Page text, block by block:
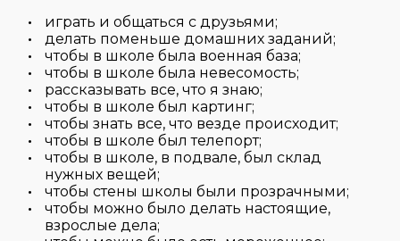
играть и общаться с друзьями;
делать поменьше домашних заданий;
чтобы в школе была военная база;
чтобы в школе была невесомость;
рассказывать все, что я знаю;
чтобы в школе был картинг;
чтобы знать все, что везде происходит;
чтобы в школе был телепорт;
чтобы в школе, в подвале, был склад
нужных вещей;
чтобы стены школы были прозрачными;
чтобы можно было делать настоящие,
взрослые дела;